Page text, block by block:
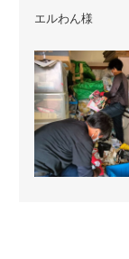
エルわん様